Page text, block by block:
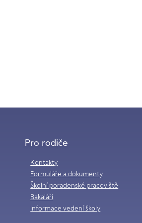
Pro rodiče
Kontakty
Formuláře a dokumenty
Školní poradenské pracoviště
Bakaláři
Informace vedení školy